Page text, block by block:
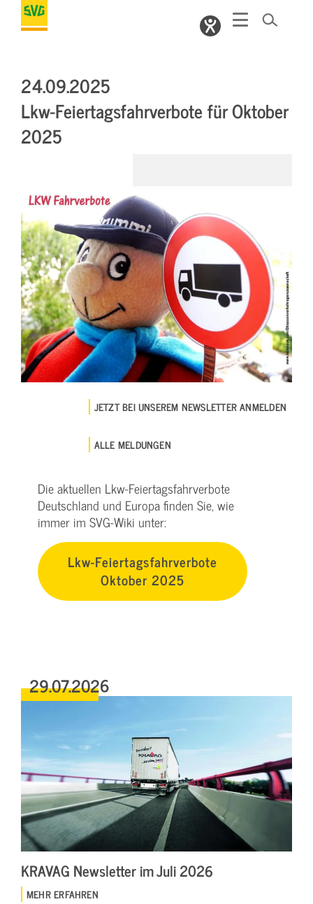
24.09.2025
Lkw-Feiertagsfahrverbote für Oktober
2025
JETZT BEI UNSEREM NEWSLETTER ANMELDEN
ALLE MELDUNGEN
Die aktuellen Lkw-Feiertagsfahrverbote
Deutschland und Europa finden Sie, wie
immer im SVG-Wiki unter:
Lkw-Feiertagsfahrverbote
Oktober 2025
29.07.2026
KRAVAG Newsletter im Juli 2026
MEHR ERFAHREN